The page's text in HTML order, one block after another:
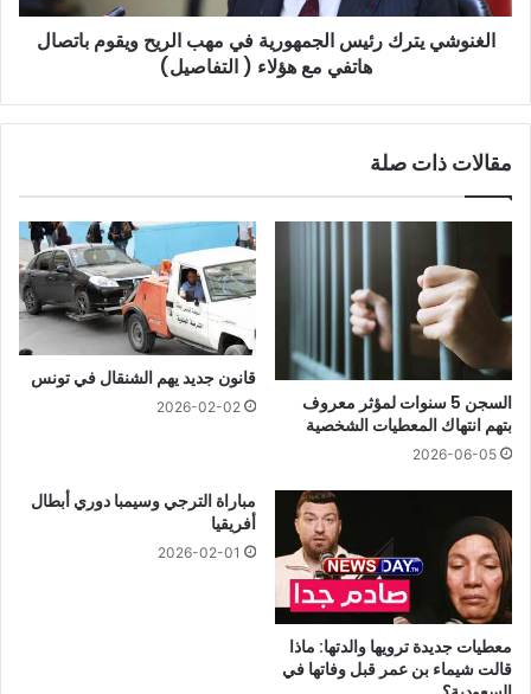
باتصال
هاتفي
الغنوشي يترك رئيس الجمهورية في مهب الريح ويقوم باتصال
هاتفي مع هؤلاء ( التفاصيل)
مقالات ذات صلة
السجن 5 سنوات لمؤثر معروف
بتهم انتهاك المعطيات الشخصية
2026-06-05
قانون جديد يهم الشنقال في تونس
2026-02-02
معطيات جديدة ترويها والدتها: ماذا
قالت شيماء بن عمر قبل وفاتها في
مباراة الترجي وسيمبا دوري أبطال
أفريقيا
2026-02-01